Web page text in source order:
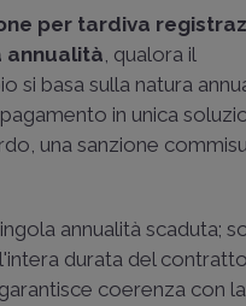
per tardiva
annualità, qualora il
si basa sulla natura
in unica
una sanzione
annualità scaduta;
durata del
coerenza con la